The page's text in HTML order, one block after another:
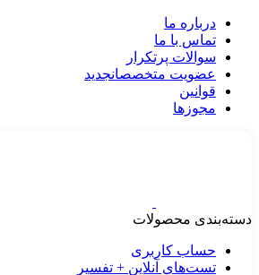
درباره ما
تماس با ما
سوالات پرتکرار
عضویت متخصصانجدید
قوانین
مجوزها
دسته‌بندی محصولات
حساب کاربری
تست‌های آنلاین + تفسیر